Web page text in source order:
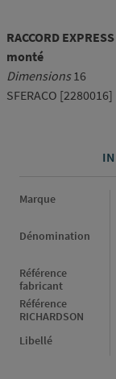
RACCORD
monté
Dimensions 16
SFERACO [2280016]
Informations
Marque
Dénomination
Référence
fabricant
Référence
RICHARDSON
Libellé